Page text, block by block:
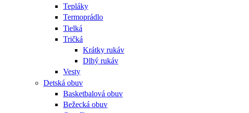
Tepláky
Termoprádlo
Tielká
Tričká
Krátky rukáv
Dlhý rukáv
Vesty
Detská obuv
Basketbalová obuv
Bežecká obuv